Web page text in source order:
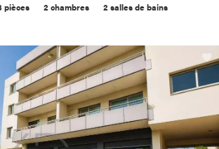
pièces 2 chambres 2 salles de bains